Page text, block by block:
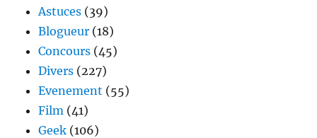
Astuces (39)
Blogueur (18)
Concours (45)
Divers (227)
Evenement (55)
Film (41)
Geek (106)